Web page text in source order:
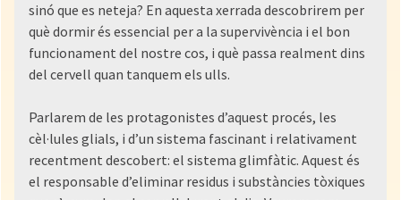
sinó que es neteja? En aquesta xerrada descobrirem per
què dormir és essencial per a la supervivència i el bon
funcionament del nostre cos, i què passa realment dins
del cervell quan tanquem els ulls.
Parlarem de les protagonistes d’aquest procés, les
cèl·lules glials, i d’un sistema fascinant i relativament
recentment descobert: el sistema glimfàtic. Aquest és
el responsable d’eliminar residus i substàncies tòxiques